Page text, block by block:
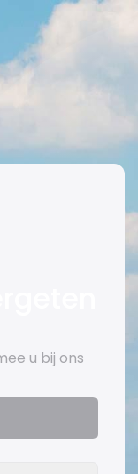
u bij ons